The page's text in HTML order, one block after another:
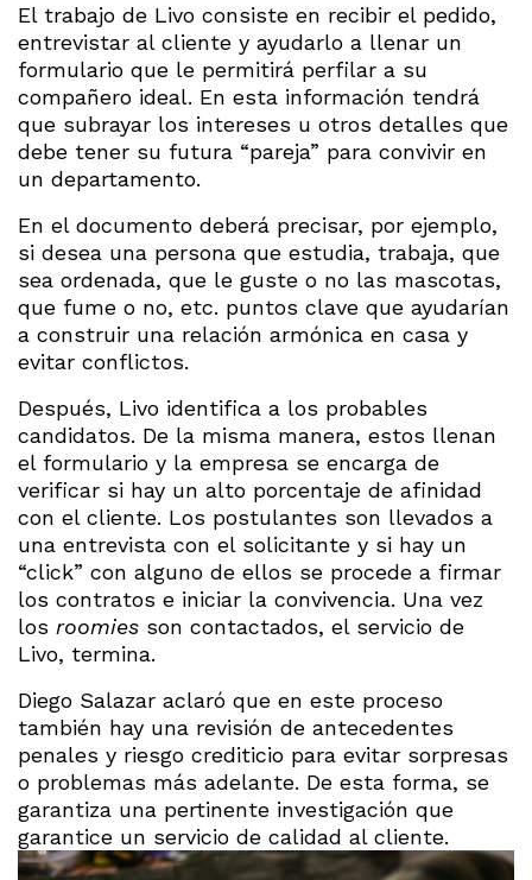
El trabajo de Livo consiste en recibir el pedido,
entrevistar al cliente y ayudarlo a llenar un
formulario que le permitirá perfilar a su
compañero ideal. En esta información tendrá
que subrayar los intereses u otros detalles que
debe tener su futura “pareja” para convivir en
un departamento.
En el documento deberá precisar, por ejemplo,
si desea una persona que estudia, trabaja, que
sea ordenada, que le guste o no las mascotas,
que fume o no, etc. puntos clave que ayudarían
a construir una relación armónica en casa y
evitar conflictos.
Después, Livo identifica a los probables
candidatos. De la misma manera, estos llenan
el formulario y la empresa se encarga de
verificar si hay un alto porcentaje de afinidad
con el cliente. Los postulantes son llevados a
una entrevista con el solicitante y si hay un
“click” con alguno de ellos se procede a firmar
los contratos e iniciar la convivencia. Una vez
los roomies son contactados, el servicio de
Livo, termina.
Diego Salazar aclaró que en este proceso
también hay una revisión de antecedentes
penales y riesgo crediticio para evitar sorpresas
o problemas más adelante. De esta forma, se
garantiza una pertinente investigación que
garantice un servicio de calidad al cliente.